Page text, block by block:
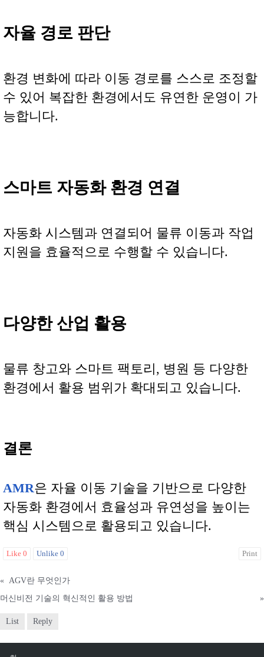
자율 경로 판단
환경 변화에 따라 이동 경로를 스스로 조정할
수 있어 복잡한 환경에서도 유연한 운영이 가
능합니다.
스마트 자동화 환경 연결
자동화 시스템과 연결되어 물류 이동과 작업
지원을 효율적으로 수행할 수 있습니다.
다양한 산업 활용
물류 창고와 스마트 팩토리, 병원 등 다양한
환경에서 활용 범위가 확대되고 있습니다.
결론
AMR은 자율 이동 기술을 기반으로 다양한
자동화 환경에서 효율성과 유연성을 높이는
핵심 시스템으로 활용되고 있습니다.
Like 0 Unlike 0 Print
« AGV란 무엇인가
머신비전 기술의 혁신적인 활용 방법
»
List Reply